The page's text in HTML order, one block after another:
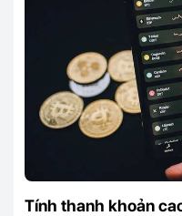
Tính thanh khoản